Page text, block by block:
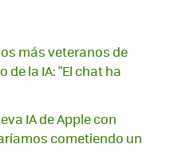
más veteranos de
de la IA: "El chat ha
IA de Apple con
cometiendo un